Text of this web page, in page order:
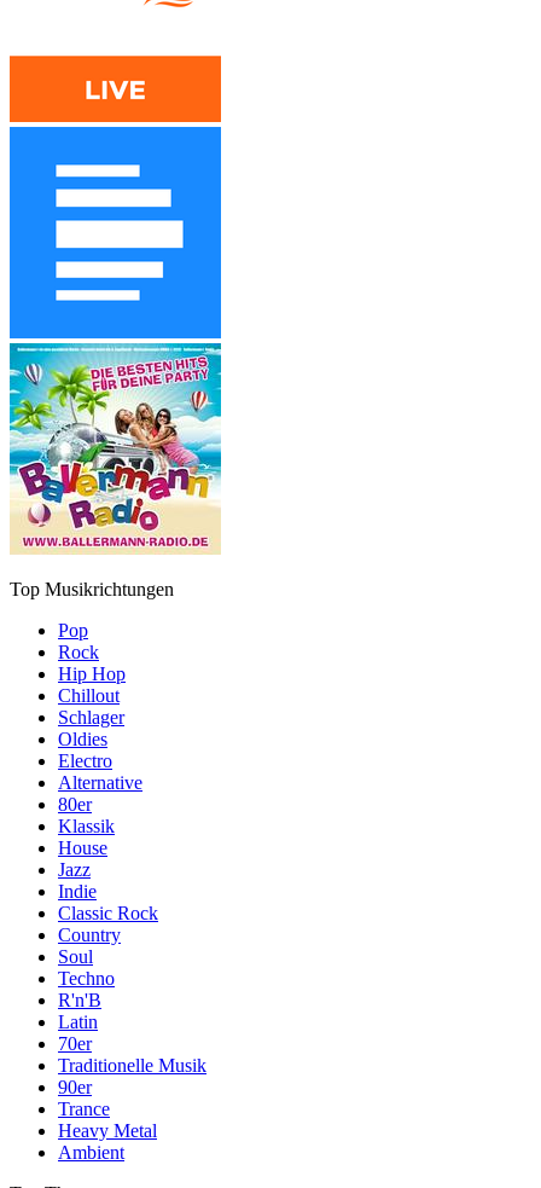
Top Musikrichtungen
Pop
Rock
Hip Hop
Chillout
Schlager
Oldies
Electro
Alternative
80er
Klassik
House
Jazz
Indie
Classic Rock
Country
Soul
Techno
R'n'B
Latin
70er
Traditionelle Musik
90er
Trance
Heavy Metal
Ambient